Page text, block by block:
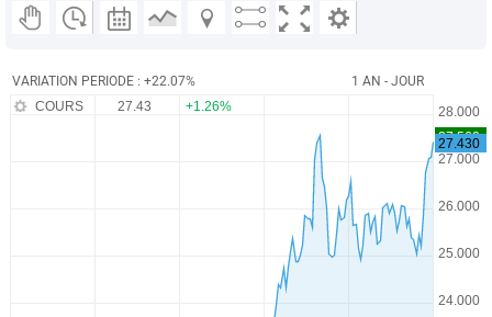
VARIATION PERIODE : +22.07% 1 AN - JOUR
COURS 27.43 +1.26%